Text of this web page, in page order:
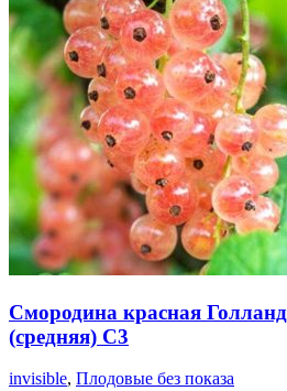
Смородина красная
(средняя) С3
invisible, Плодовые без показа